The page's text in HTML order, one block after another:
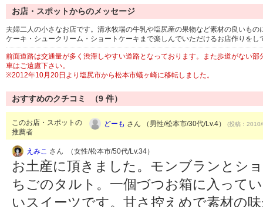
お店・スポットからのメッセージ
夫婦二人の小さなお店です。清水牧場の牛乳や塩尻産の果物など素材の良いも
ケーキ・シュークリーム・ショートケーキまで楽しんでいただけるお店作りをし
前面道路は交通量が多く渋滞しやすい道路となっております。また歩道がない
車はご遠慮下さい。
※2012年10月20日より塩尻市から松本市蟻ヶ崎に移転しました。
おすすめのクチコミ （9 件）
このお店・スポットの
推薦者
どーも さん （男性/松本市/30代/Lv.4） (投稿：
えみこ さん （女性/松本市/50代/Lv.34）
お土産に頂きました。モンブランとシ
ちごのタルト。一個づつお箱に入って
いスイーツです。甘さ控えめで素材の